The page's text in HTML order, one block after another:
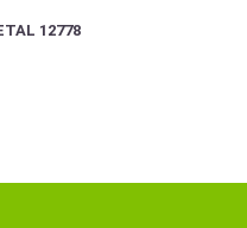
12778